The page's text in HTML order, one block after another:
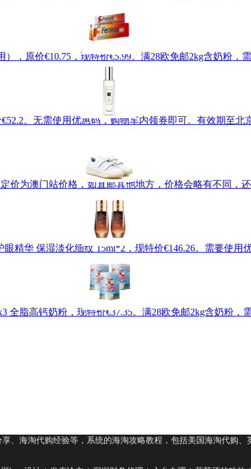
，原价€10.75，现特价€5.99。满28欧免邮2kg含奶粉，
。无需使用优惠码，购物车内领券即可。有效期至北
价为澳门站价格，如直邮其他地方，价格会略有不同，
精华 保湿淡化细纹 15ml*2，现特价€146.26。需要使
脂高钙奶粉，现特价€37.35。满28欧免邮2kg含奶粉，
、海淘代购经验等，系统的海淘攻略教程，包括美国海淘代购